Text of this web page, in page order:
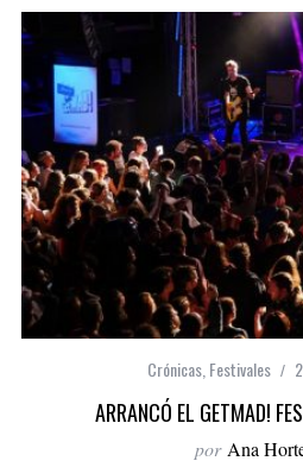
Crónicas Festivales
ARRANCÓ EL GETMAD!
por Ana